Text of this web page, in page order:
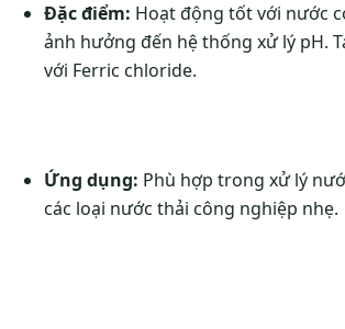
Đặc điểm: Hoạt động tốt với nước
ảnh hưởng đến hệ thống xử lý pH.
với Ferric chloride.
Ứng dụng: Phù hợp trong xử lý
các loại nước thải công nghiệp nhẹ.